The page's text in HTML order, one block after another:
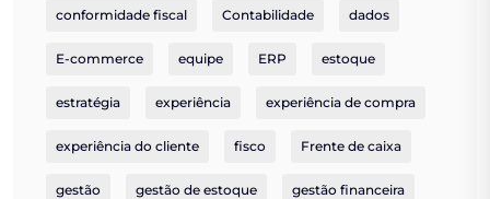
conformidade fiscal Contabilidade dados
E-commerce equipe ERP estoque
estratégia experiência experiência de compra
experiência do cliente fisco Frente de caixa
gestão gestão de estoque gestão financeira